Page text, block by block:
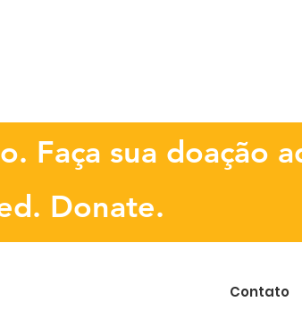
Contato
Faça sua doação
Donate.